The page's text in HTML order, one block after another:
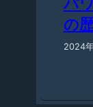
の
2024